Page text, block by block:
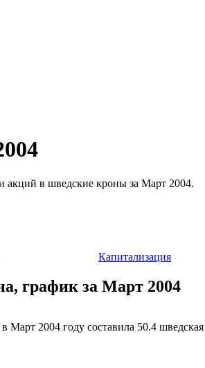
акций в шведские кроны за Март 2004.
Капитализация
график за Март 2004
2004 году составила 50.4